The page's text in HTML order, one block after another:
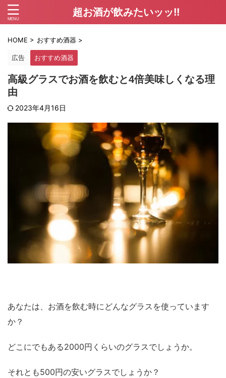
超お酒が飲みたいッッ!!
HOME > おすすめ酒器 >
広告 おすすめ酒器
高級グラスでお酒を飲むと4倍美味しくなる理
由
2023年4月16日
あなたは、お酒を飲む時にどんなグラスを使っています
か？
どこにでもある2000円くらいのグラスでしょうか。
それとも500円の安いグラスでしょうか？